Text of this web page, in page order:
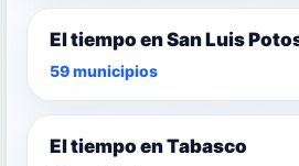
El tiempo en San Luis
59 municipios
El tiempo en Tabasco